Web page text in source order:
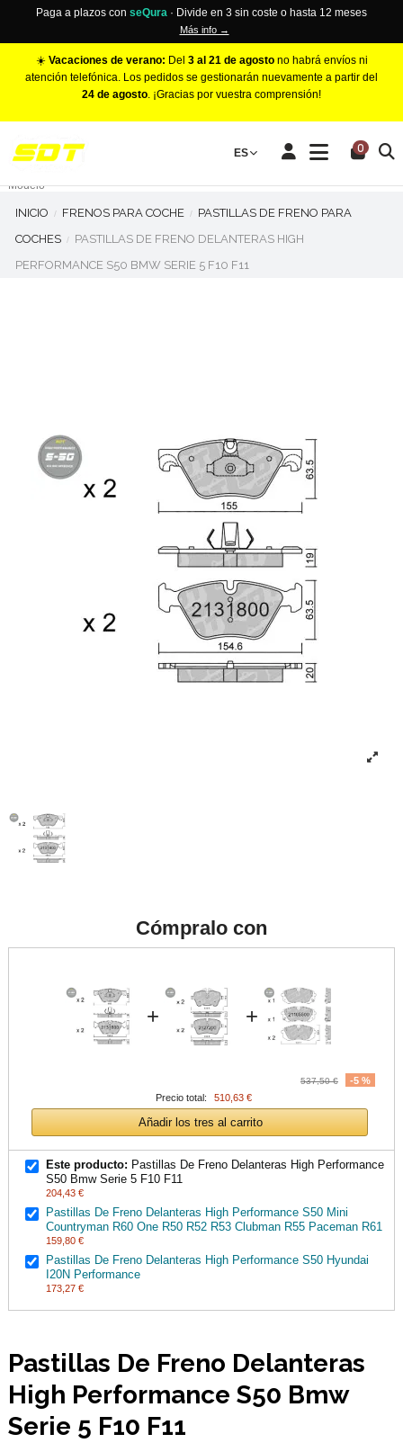
Paga a plazos con seQura · Divide en 3 sin coste o hasta 12 meses
Más info →
☀️ Vacaciones de verano: Del 3 al 21 de agostono habrá envíos ni
atención telefónica. Los pedidos se gestionarán nuevamente a partir del
24 de agosto. ¡Gracias por vuestra comprensión!
ES 0
Make
Modelo
INICIO FRENOS PARA COCHE
PASTILLAS DE FRENO PARA
COCHES
PASTILLAS DE FRENO DELANTERAS HIGH
PERFORMANCE S50 BMW SERIE 5 F10 F11
Cómpralo con
+ +
537,50 €
-5 %
Precio total:
510,63 €
Añadir los tres al carrito
Este producto: Pastillas De Freno Delanteras High Performance
S50 Bmw Serie 5 F10 F11
204,43 €
Pastillas De Freno Delanteras High Performance S50 Mini
Countryman R60 One R50 R52 R53 Clubman R55 Paceman R61
159,80 €
Pastillas De Freno Delanteras High Performance S50 Hyundai
I20N Performance
173,27 €
Pastillas De Freno Delanteras
High Performance S50 Bmw
Serie 5 F10 F11